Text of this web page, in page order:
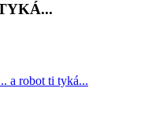
a robot ti tyká...